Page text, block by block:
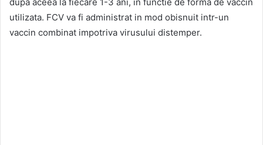
utilizata. FCV va fi administrat in mod obisnuit intr-un
vaccin combinat impotriva virusului distemper.